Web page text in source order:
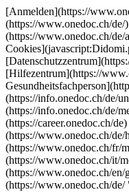
[Anmelden](https://
(https://www.onedoc.ch/
(https://www.onedoc.ch/
[Hilfezentrum](https://
(https://info.onedoc.ch/de/
(https://info.onedoc.ch/de/
(https://career.onedoc.ch/de)
(https://www.onedoc.ch/
(https://www.onedoc.ch/fr/
(https://www.onedoc.ch/it/
(https://www.onedoc.ch/
(https://www.onedoc.ch/